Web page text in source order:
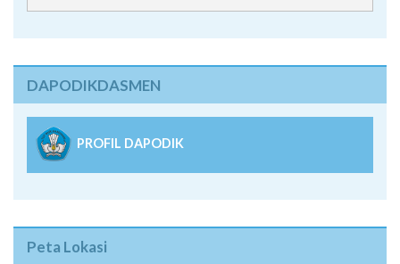
DAPODIKDASMEN
PROFIL DAPODIK
Peta Lokasi